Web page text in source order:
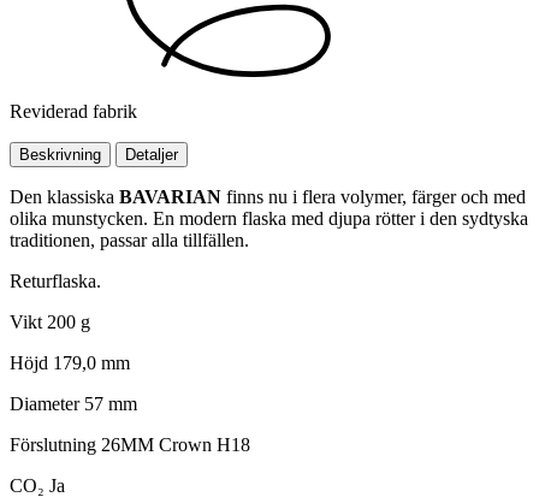
Reviderad fabrik
Beskrivning Detaljer
Den klassiska BAVARIAN finns nu i flera volymer, färger och med
olika munstycken. En modern flaska med djupa rötter i den sydtyska
traditionen, passar alla tillfällen.
Returflaska.
Vikt200 g
Höjd 179,0 mm
Diameter 57 mm
Förslutning 26MM Crown H18
CO₂ Ja